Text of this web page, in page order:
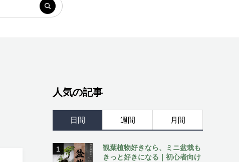
人気の記事
日間 週間 月間
1
観葉植物好きなら、ミニ盆栽も
きっと好きになる｜初心者向け